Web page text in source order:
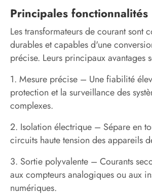
Principales fonctionnalités
Les transformateurs de courant sont
durables et capables d'une
précise. Leurs principaux avantages
1. Mesure précise – Une fiabilité
protection et la surveillance des
complexes.
2. Isolation électrique – Sépare en
circuits haute tension des appareils
3. Sortie polyvalente – Courants
aux compteurs analogiques ou aux
numériques.